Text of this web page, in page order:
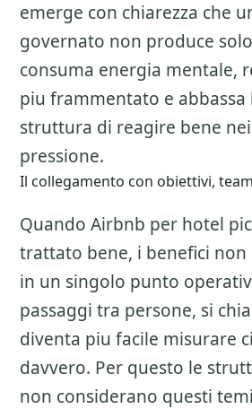
emerge con chiarezza che
governato non produce
consuma energia mentale,
piu frammentato e abbassa
struttura di reagire bene
pressione.
Il collegamento con obiettivi,
Quando Airbnb per hotel
trattato bene, i benefici non
in un singolo punto
passaggi tra persone, si
diventa piu facile misurare
davvero. Per questo le
non considerano questi